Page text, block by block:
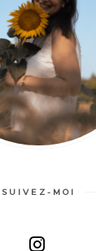
SUIVEZ-MOI